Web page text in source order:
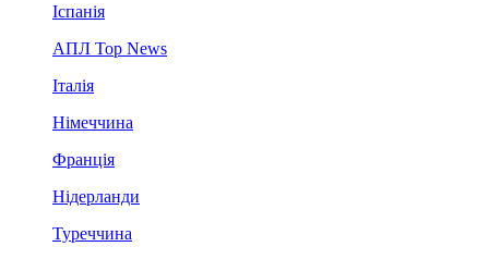
Іспанія
АПЛ Top News
Італія
Німеччина
Франція
Нідерланди
Туреччина